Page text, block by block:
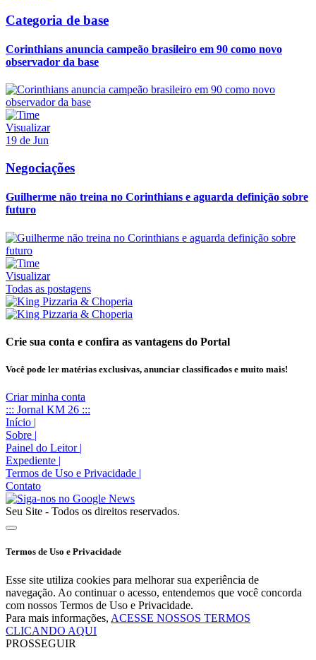
Categoria de base
Corinthians anuncia campeão brasileiro em 90 como novo
observador da base
Visualizar
19 de Jun
Negociações
Guilherme não treina no Corinthians e aguarda definição sobre
futuro
Visualizar
Todas as postagens
Crie sua conta e confira as vantagens do Portal
Você pode ler matérias exclusivas, anunciar classificados e muito mais!
Criar minha conta
::: Jornal KM 26 :::
Início |
Sobre |
Painel do Leitor |
Expediente |
Termos de Uso e Privacidade |
Contato
Seu Site - Todos os direitos reservados.
Termos de Uso e Privacidade
Esse site utiliza cookies para melhorar sua experiência de
navegação. Ao continuar o acesso, entendemos que você concorda
com nossos Termos de Uso e Privacidade.
Para mais informações, ACESSE NOSSOS TERMOS
CLICANDO AQUI
PROSSEGUIR